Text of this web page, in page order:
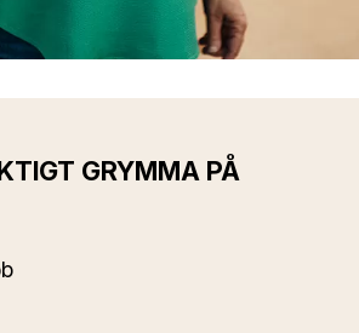
GRYMMA PÅ